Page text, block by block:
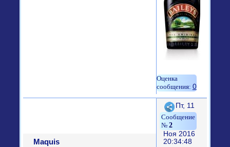
0
Поделиться
2
Пт, 11
Ноя 2016
20:34:48
Maquis